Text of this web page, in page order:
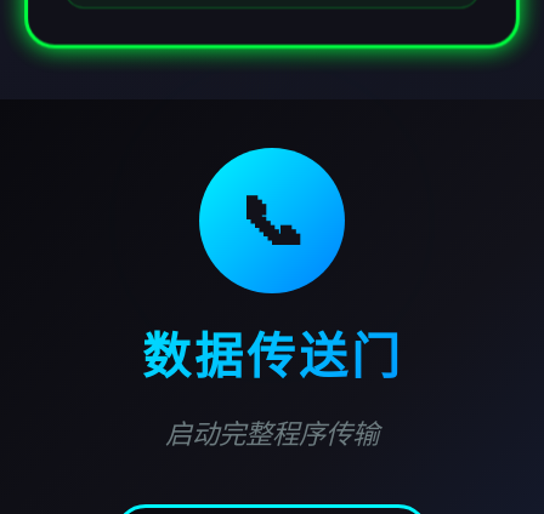
📞
数据传送门
启动完整程序传输